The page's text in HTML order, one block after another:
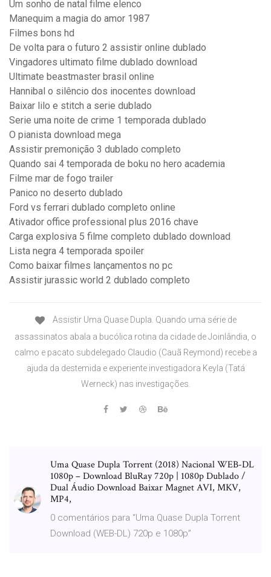
Um sonho de natal filme elenco
Manequim a magia do amor 1987
Filmes bons hd
De volta para o futuro 2 assistir online dublado
Vingadores ultimato filme dublado download
Ultimate beastmaster brasil online
Hannibal o silêncio dos inocentes download
Baixar lilo e stitch a serie dublado
Serie uma noite de crime 1 temporada dublado
O pianista download mega
Assistir premonição 3 dublado completo
Quando sai 4 temporada de boku no hero academia
Filme mar de fogo trailer
Panico no deserto dublado
Ford vs ferrari dublado completo online
Ativador office professional plus 2016 chave
Carga explosiva 5 filme completo dublado download
Lista negra 4 temporada spoiler
Como baixar filmes lançamentos no pc
Assistir jurassic world 2 dublado completo
Assistir Uma Quase Dupla. Quando uma série de
assassinatos abala a bucólica rotina da cidade de Joinlândia, o
calmo e pacato subdelegado Claudio (Cauã Reymond) recebe a
ajuda da destemida e experiente investigadora Keyla (Tatá
Werneck) nas investigações.
Uma Quase Dupla Torrent (2018) Nacional WEB-DL
1080p – Download BluRay 720p | 1080p Dublado /
Dual Áudio Download Baixar Magnet AVI, MKV,
MP4,
0 comentários para “Uma Quase Dupla Torrent
Download (WEB-DL) 720p e 1080p”